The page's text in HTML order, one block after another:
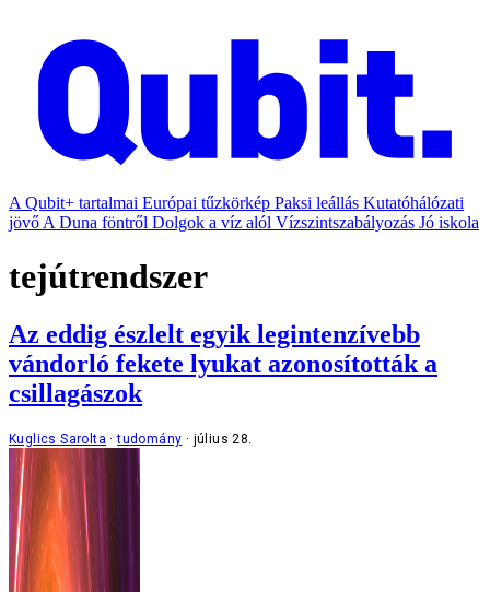
A Qubit+ tartalmai Európai tűzkörkép Paksi leállás Kutatóhálózati
jövő A Duna föntről Dolgok a víz alól Vízszintszabályozás Jó iskola
tejútrendszer
Az eddig észlelt egyik legintenzívebb
vándorló fekete lyukat azonosították a
csillagászok
Kuglics Sarolta tudomány július 28.